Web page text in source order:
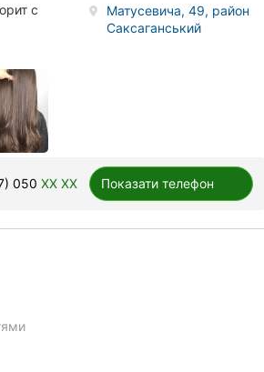
с
Матусевича, 49, район
Саксаганський
050 XX XX Показати телефон